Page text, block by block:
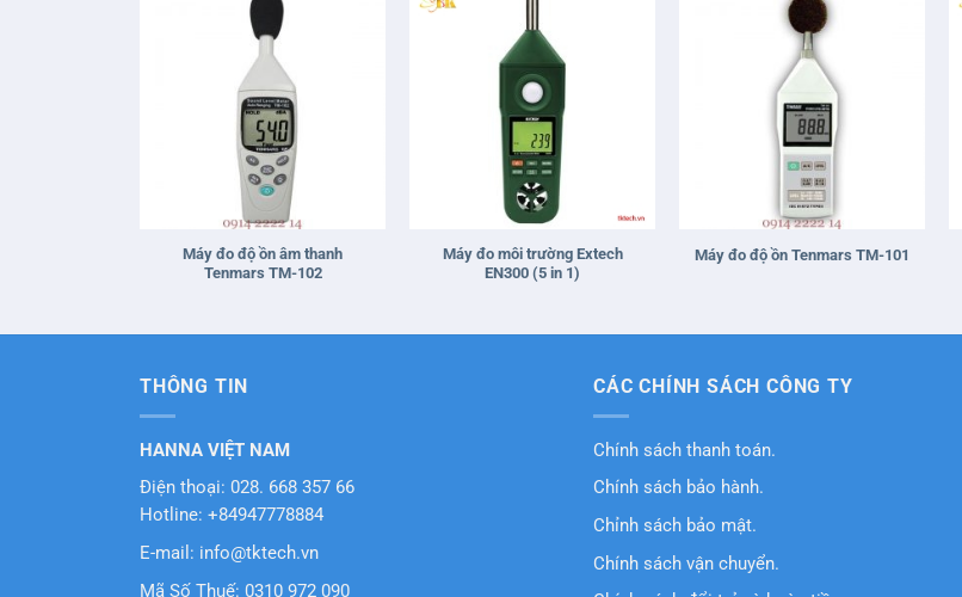
Máy đo độ ồn âm thanh
Tenmars TM-102
Máy đo môi trường Extech
EN300 (5 in 1)
Máy đo độ ồn Tenmars TM-101
THÔNG TIN
HANNA VIỆT NAM
Điện thoại: 028. 668 357 66
Hotline: +84947778884
E-mail: info@tktech.vn
Mã Số Thuế: 0310 972 090
CÁC CHÍNH SÁCH CÔNG TY
Chính sách thanh toán.
Chính sách bảo hành.
Chỉnh sách bảo mật.
Chính sách vận chuyển.